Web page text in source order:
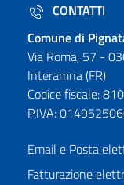
CONTATTI
Comune di
Via Roma, 57 -
Interamna (FR)
Codice fiscale:
P.IVA:
Email e Posta
Fatturazione